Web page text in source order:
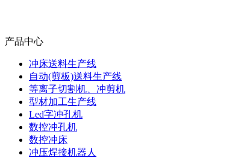
产品中心
冲床送料生产线
自动(剪板)送料生产线
等离子切割机、冲剪机
型材加工生产线
Led字冲孔机
数控冲孔机
数控冲床
冲压焊接机器人